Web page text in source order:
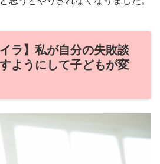
ラ】私が自分の失敗談
ようにして子どもが変